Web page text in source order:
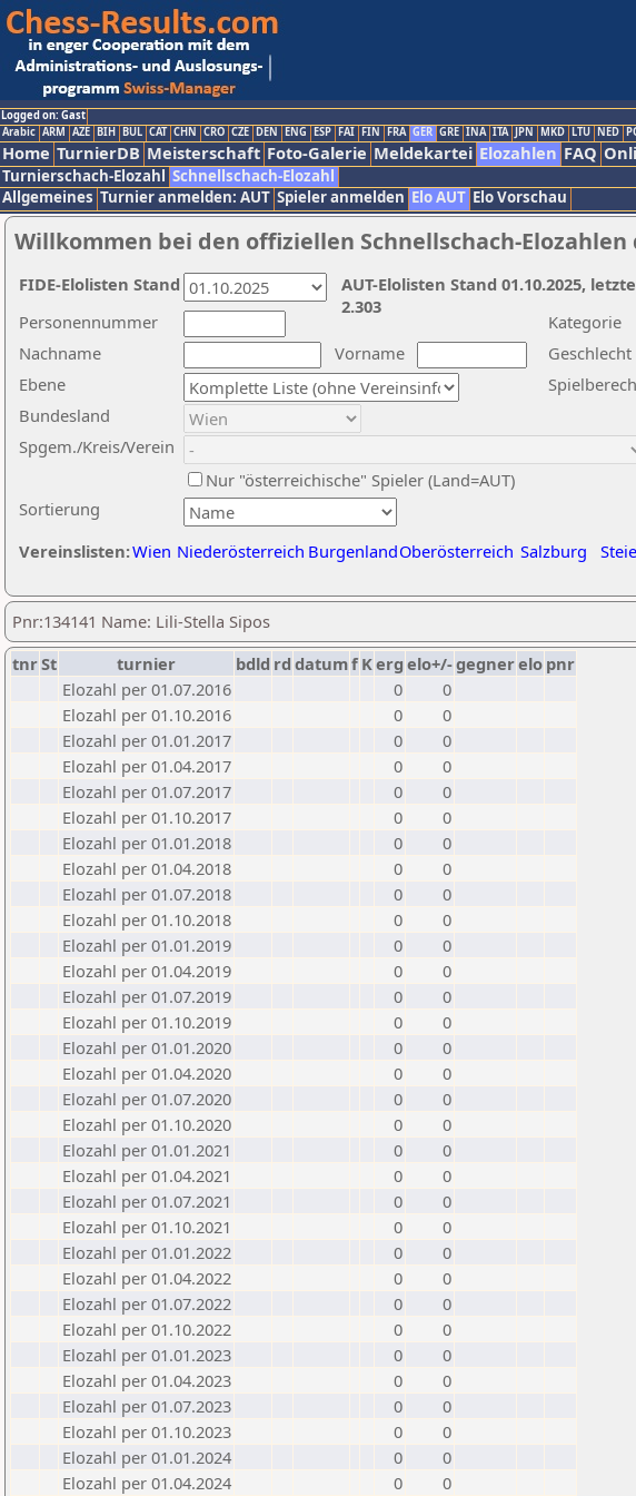
Logged on: Gast
Arabic ARM AZE BIH BUL CAT CHN CRO CZE DEN ENG ESP FAI FIN FRA GER GRE INA ITA JPN MKD LTU NED
Home TurnierDB Meisterschaft Foto-Galerie Meldekartei Elozahlen FAQ
Turnierschach-Elozahl Schnellschach-Elozahl
Allgemeines Turnier anmelden: AUT Spieler anmelden Elo AUT Elo Vorschau
Willkommen bei den offiziellen Schnellschach-Elozahlen
Nachname
Vorname
Ebene
Kategorie
Sortierung
Personennummer
Bundesland
Spgem./Kreis/Verein
Geschlecht
Nur "österreichische" Spieler (Land=AUT)
Vereinslisten:Wien Niederösterreich BurgenlandOberösterreich Salzburg
AUT-Elolisten Stand 01.10.2025,
2.303
FIDE-Elolisten Stand
Pnr:134141 Name: Lili-Stella Sipos
tnrSt turnier bdld rd datumf Kerg elo+/-gegnerelo pnr
Elozahl per 01.07.2016
0
0
Elozahl per 01.10.2016
0
0
Elozahl per 01.01.2017
0
0
Elozahl per 01.04.2017
0
0
Elozahl per 01.07.2017
0
0
Elozahl per 01.10.2017
0
0
Elozahl per 01.01.2018
0
0
Elozahl per 01.04.2018
0
0
Elozahl per 01.07.2018
0
0
Elozahl per 01.10.2018
0
0
Elozahl per 01.01.2019
0
0
Elozahl per 01.04.2019
0
0
Elozahl per 01.07.2019
0
0
Elozahl per 01.10.2019
0
0
Elozahl per 01.01.2020
0
0
Elozahl per 01.04.2020
0
0
Elozahl per 01.07.2020
0
0
Elozahl per 01.10.2020
0
0
Elozahl per 01.01.2021
0
0
Elozahl per 01.04.2021
0
0
Elozahl per 01.07.2021
0
0
Elozahl per 01.10.2021
0
0
Elozahl per 01.01.2022
0
0
Elozahl per 01.04.2022
0
0
Elozahl per 01.07.2022
0
0
Elozahl per 01.10.2022
0
0
Elozahl per 01.01.2023
0
0
Elozahl per 01.04.2023
0
0
Elozahl per 01.07.2023
0
0
Elozahl per 01.10.2023
0
0
Elozahl per 01.01.2024
0
0
Elozahl per 01.04.2024
0 0